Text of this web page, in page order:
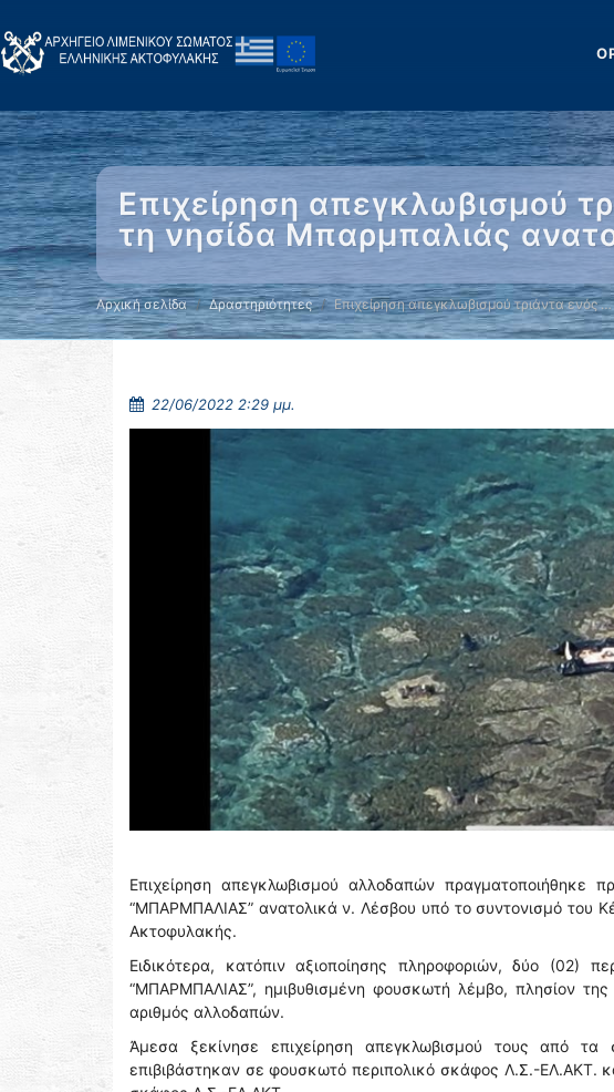
Επιχείρηση απεγκλωβισμού
τη νησίδα Μπαρμπαλιάς
Αρχική σελίδα Δραστηριότητες Επιχείρηση απεγκλωβισμού τριάντα ενός …
22/06/2022 2:29 μμ.
Επιχείρηση απεγκλωβισμού αλλοδαπών πραγματοποιήθηκε
“ΜΠΑΡΜΠΑΛΙΑΣ” ανατολικά ν. Λέσβου υπό το συντονισμό του
Ακτοφυλακής.
Ειδικότερα, κατόπιν αξιοποίησης πληροφοριών, δύο (02)
“ΜΠΑΡΜΠΑΛΙΑΣ”, ημιβυθισμένη φουσκωτή λέμβο, πλησίον
αριθμός αλλοδαπών.
Ἀμεσα ξεκίνησε επιχείρηση απεγκλωβισμού τους από
επιβιβάστηκαν σε φουσκωτό περιπολικό σκάφος Λ.Σ.-ΕΛ.ΑΚΤ.